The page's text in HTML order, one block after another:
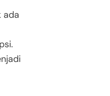
ada